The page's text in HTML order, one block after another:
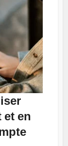
et en